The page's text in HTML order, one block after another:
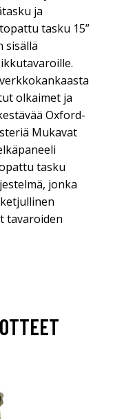
ja
tasku 15”
sisällä
olkaimet ja
Oxford-
Mukavat
tasku
jonka
tavaroiden